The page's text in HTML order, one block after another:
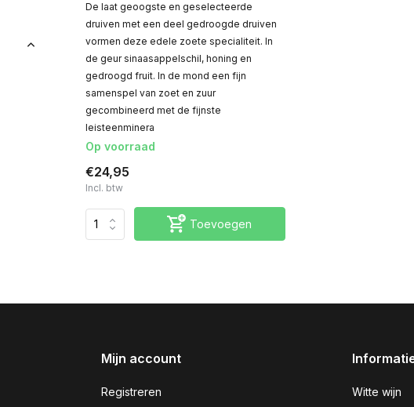
De laat geoogste en geselecteerde
druiven met een deel gedroogde druiven
vormen deze edele zoete specialiteit. In
de geur sinaasappelschil, honing en
gedroogd fruit. In de mond een fijn
samenspel van zoet en zuur
gecombineerd met de fijnste
leisteenminera
Op voorraad
€24,95
Incl. btw
Toevoegen
Mijn account
Registreren
Witte wijn